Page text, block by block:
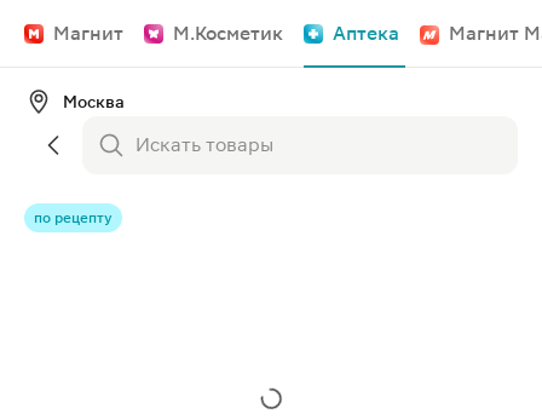
Магнит М.Косметик Аптека Магнит
Москва
по рецепту